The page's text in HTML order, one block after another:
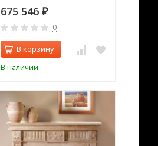
675 546₽
0
В корзину
В наличии